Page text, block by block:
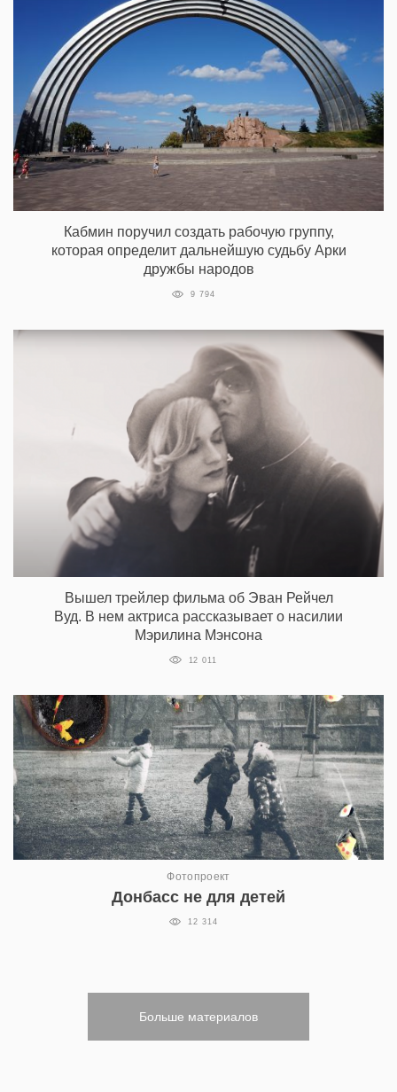
Кабмин поручил создать рабочую группу,
которая определит дальнейшую судьбу Арки
дружбы народов
9 794
Вышел трейлер фильма об Эван Рейчел
Вуд. В нем актриса рассказывает о насилии
Мэрилина Мэнсона
12 011
Фотопроект
Донбасс не для детей
12 314
Больше материалов